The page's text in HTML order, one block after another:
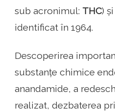
sub acronimul: THC)
identificat în 1964.
Descoperirea
substanțe chimice
anandamide, a
realizat, dezbaterea